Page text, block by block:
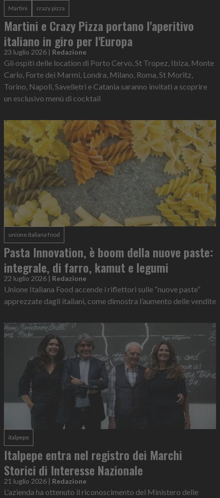
Martini crazy pizza
Martini e Crazy Pizza portano l'aperitivo
italiano in giro per l'Europa
23 luglio 2026 | Redazione
Gli ospiti delle location di Porto Cervo, St Tropez, Ibiza, Monte
Carlo, Forte dei Marmi, Londra, Milano, Roma, St Moritz,
Torino, Napoli, Savelletri e Catania saranno invitati a scoprire
un esclusivo menù di cocktail
unione italiana food
Pasta Innovation, è boom della nuove paste:
integrale, di farro, kamut e legumi
22 luglio 2026 | Redazione
Unione Italiana Food accende i riflettori sulle “nuove paste”
apprezzate dagli italiani, come dimostra l’aumento delle vendite
italpepe
Italpepe entra nel registro dei Marchi
Storici di Interesse Nazionale
21 luglio 2026 | Redazione
L'azienda ha ottenuto il riconoscimento del Ministero delle